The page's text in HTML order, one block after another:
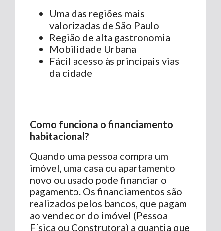
Uma das regiões mais
valorizadas de São Paulo
Região de alta gastronomia
Mobilidade Urbana
Fácil acesso às principais vias
da cidade
Como funciona o financiamento
habitacional?
Quando uma pessoa compra um
imóvel, uma casa ou apartamento
novo ou usado pode financiar o
pagamento. Os financiamentos são
realizados pelos bancos, que pagam
ao vendedor do imóvel (Pessoa
Física ou Construtora) a quantia que